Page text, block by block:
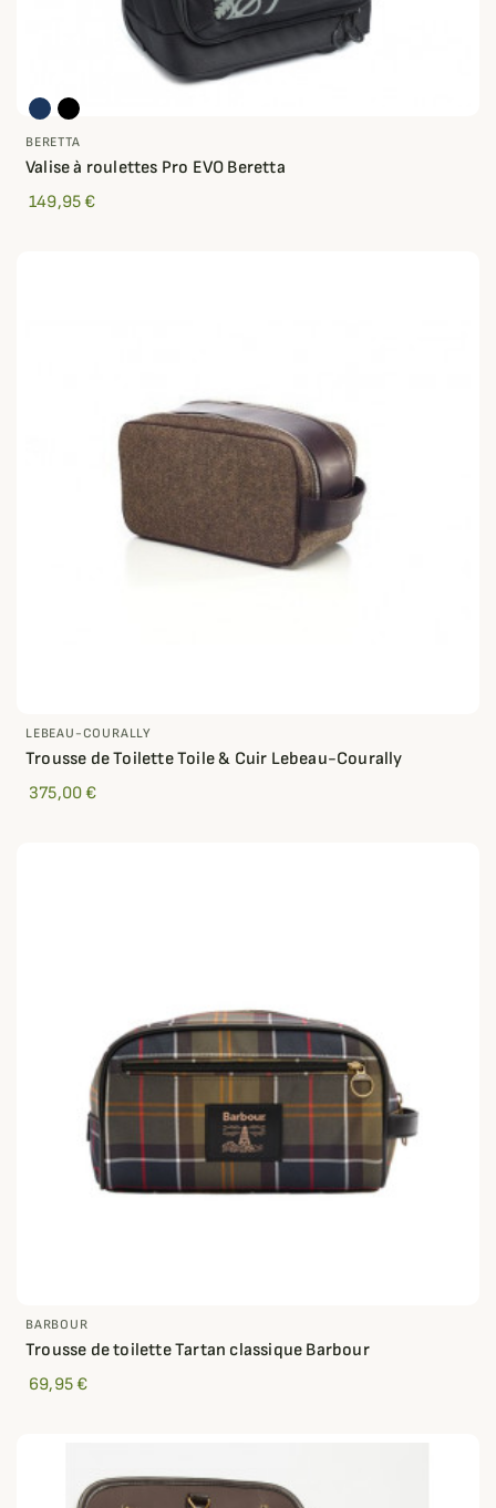
BERETTA
Valise à roulettes Pro EVO Beretta
149,95 €
LEBEAU-COURALLY
Trousse de Toilette Toile & Cuir Lebeau-Courally
375,00 €
BARBOUR
Trousse de toilette Tartan classique Barbour
69,95 €